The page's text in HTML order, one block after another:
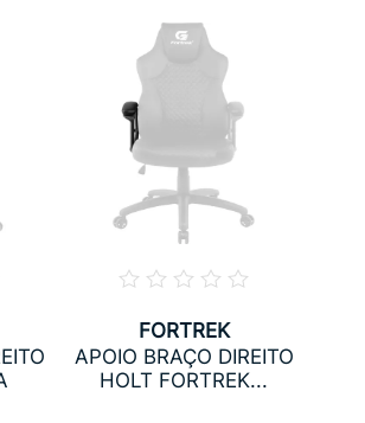
FORTREK
APOIO BRAÇO DIREITO
HOLT FORTREK...